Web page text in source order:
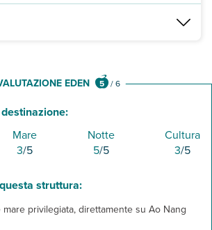
“Kiang Le” dove viene servita la prima
EDEN 5 /6
Mare
3/5
Notte
5/5
Cultura
3/5
struttura:
privilegiata, direttamente su Ao Nang